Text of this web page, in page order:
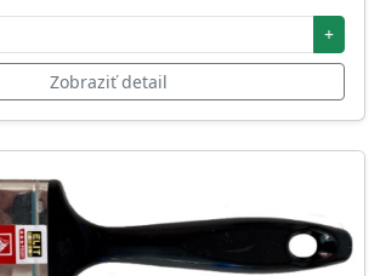
+
Zobraziť detail